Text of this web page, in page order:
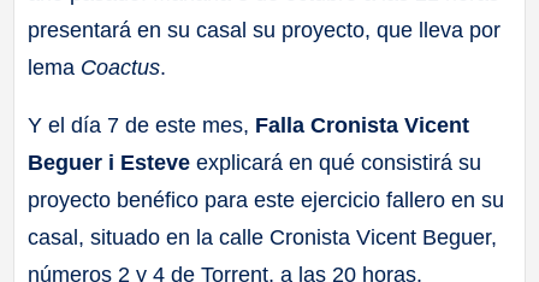
presentará en su casal su proyecto, que lleva por
lema Coactus.
Y el día 7 de este mes, Falla Cronista Vicent
Beguer i Esteve explicará en qué consistirá su
proyecto benéfico para este ejercicio fallero en su
casal, situado en la calle Cronista Vicent Beguer,
números 2 y 4 de Torrent, a las 20 horas.